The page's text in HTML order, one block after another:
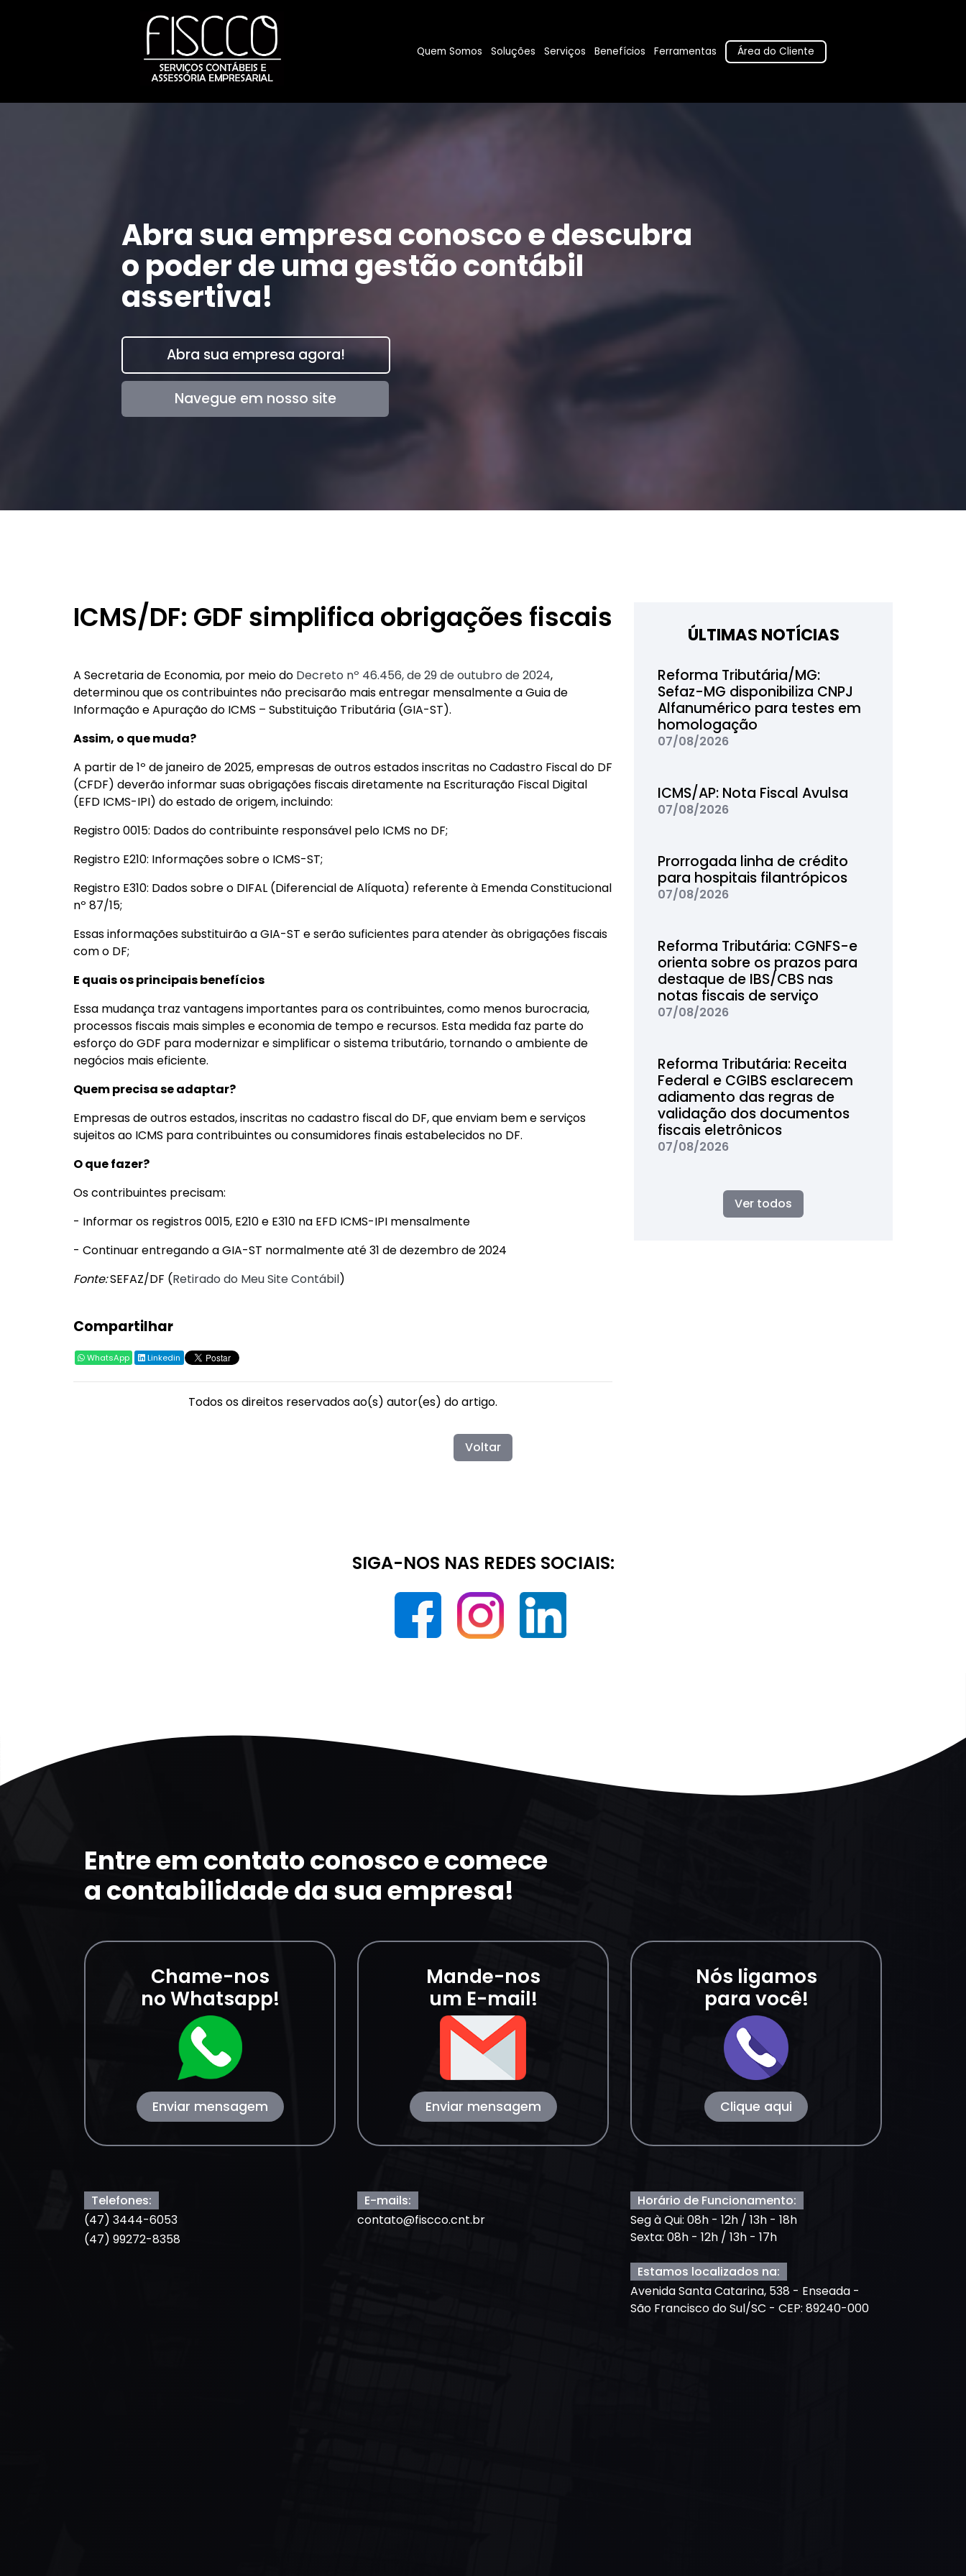
Quem Somos Soluções Serviços Benefícios Ferramentas Área do Cliente
Abra sua empresa conosco e descubra
o poder de uma gestão contábil
assertiva!
Abra sua empresa agora!
Navegue em nosso site
ICMS/DF: GDF simplifica obrigações fiscais
A Secretaria de Economia, por meio do Decreto nº 46.456, de 29 de outubro de 2024,
determinou que os contribuintes não precisarão mais entregar mensalmente a Guia de
Informação e Apuração do ICMS – Substituição Tributária (GIA-ST).
Assim, o que muda?
A partir de 1º de janeiro de 2025, empresas de outros estados inscritas no Cadastro Fiscal do DF
(CFDF) deverão informar suas obrigações fiscais diretamente na Escrituração Fiscal Digital
(EFD ICMS-IPI) do estado de origem, incluindo:
Registro 0015: Dados do contribuinte responsável pelo ICMS no DF;
Registro E210: Informações sobre o ICMS-ST;
Registro E310: Dados sobre o DIFAL (Diferencial de Alíquota) referente à Emenda Constitucional
nº 87/15;
Essas informações substituirão a GIA-ST e serão suficientes para atender às obrigações fiscais
com o DF;
E quais os principais benefícios
Essa mudança traz vantagens importantes para os contribuintes, como menos burocracia,
processos fiscais mais simples e economia de tempo e recursos. Esta medida faz parte do
esforço do GDF para modernizar e simplificar o sistema tributário, tornando o ambiente de
negócios mais eficiente.
Quem precisa se adaptar?
Empresas de outros estados, inscritas no cadastro fiscal do DF, que enviam bem e serviços
sujeitos ao ICMS para contribuintes ou consumidores finais estabelecidos no DF.
O que fazer?
Os contribuintes precisam:
- Informar os registros 0015, E210 e E310 na EFD ICMS-IPI mensalmente
- Continuar entregando a GIA-ST normalmente até 31 de dezembro de 2024
Fonte:SEFAZ/DF (Retirado do Meu Site Contábil)
Compartilhar
WhatsApp Linkedin
Todos os direitos reservados ao(s) autor(es) do artigo.
ÚLTIMAS NOTÍCIAS
Reforma Tributária/MG:
Sefaz-MG disponibiliza CNPJ
Alfanumérico para testes em
homologação
07/08/2026
ICMS/AP: Nota Fiscal Avulsa
07/08/2026
Prorrogada linha de crédito
para hospitais filantrópicos
07/08/2026
Reforma Tributária: CGNFS-e
orienta sobre os prazos para
destaque de IBS/CBS nas
notas fiscais de serviço
07/08/2026
Reforma Tributária: Receita
Federal e CGIBS esclarecem
adiamento das regras de
validação dos documentos
fiscais eletrônicos
07/08/2026
Ver todos
Voltar
SIGA-NOS NAS REDES SOCIAIS:
Entre em contato conosco e comece
a contabilidade da sua empresa!
Chame-nos
no Whatsapp!
Enviar mensagem
Mande-nos
um E-mail!
Enviar mensagem
Nós ligamos
para você!
Clique aqui
Telefones:
(47) 3444-6053
(47) 99272-8358
E-mails:
contato@fiscco.cnt.br
Horário de Funcionamento:
Seg à Qui: 08h - 12h / 13h - 18h
Sexta: 08h - 12h / 13h - 17h
Estamos localizados na:
Avenida Santa Catarina, 538 - Enseada -
São Francisco do Sul/SC - CEP: 89240-000